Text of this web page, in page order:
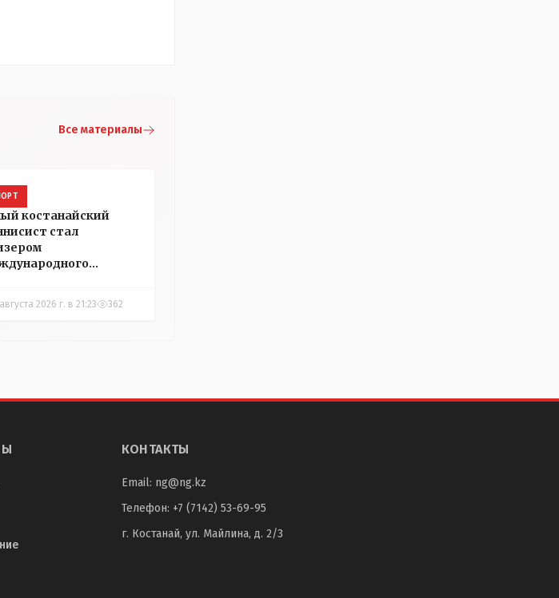
Все материалы
костанайский
стал
2026 г. в 21:23 362
КОНТАКТЫ
Email: ng@ng.kz
Телефон: +7 (7142) 53-69-95
г. Костанай, ул. Майлина, д. 2/3